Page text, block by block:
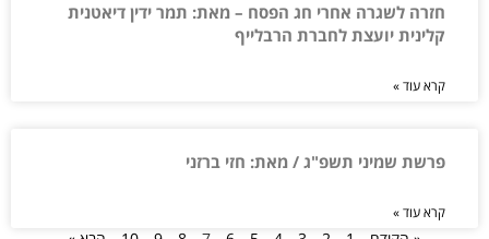
חזרה לשגרה אחרי חג הפסח – מאת: תמר ידין דיאטנית
קלינית יועצת לחברת הרבלייף
קרא עוד »
פרשת שמיני תשפ"ג / מאת: חזי ברזני
קרא עוד »